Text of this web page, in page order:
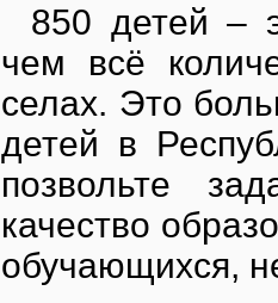
850 детей –
чем всё
селах. Это
детей в
позвольте
качество
обучающихся,